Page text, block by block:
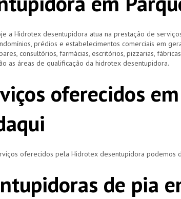
a Hidrotex desentupidora atua na prestação de
prédios e estabelecimentos comerciais em
consultórios, farmácias, escritórios, pizzarias,
as áreas de qualificação da hidrotex desentupidora.
oferecidos
oferecidos pela Hidrotex desentupidora podemos
de pia